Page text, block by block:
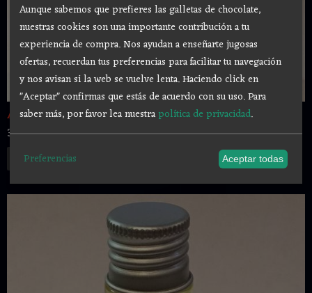
ACEITE ESOTERICO "SAN CIPRIANO" 10 ml
3,00 €
Aunque sabemos que prefieres las galletas de chocolate,
nuestras cookies son una importante contribución a tu
experiencia de compra. Nos ayudan a enseñarte jugosas
ofertas, recuerdan tus preferencias para facilitar tu navegación
y nos avisan si la web se vuelve lenta. Haciendo click en
"Aceptar" confirmas que estás de acuerdo con su uso.Para
saber más, por favor lea nuestrapolítica de privacidad.
Preferencias Aceptar todas